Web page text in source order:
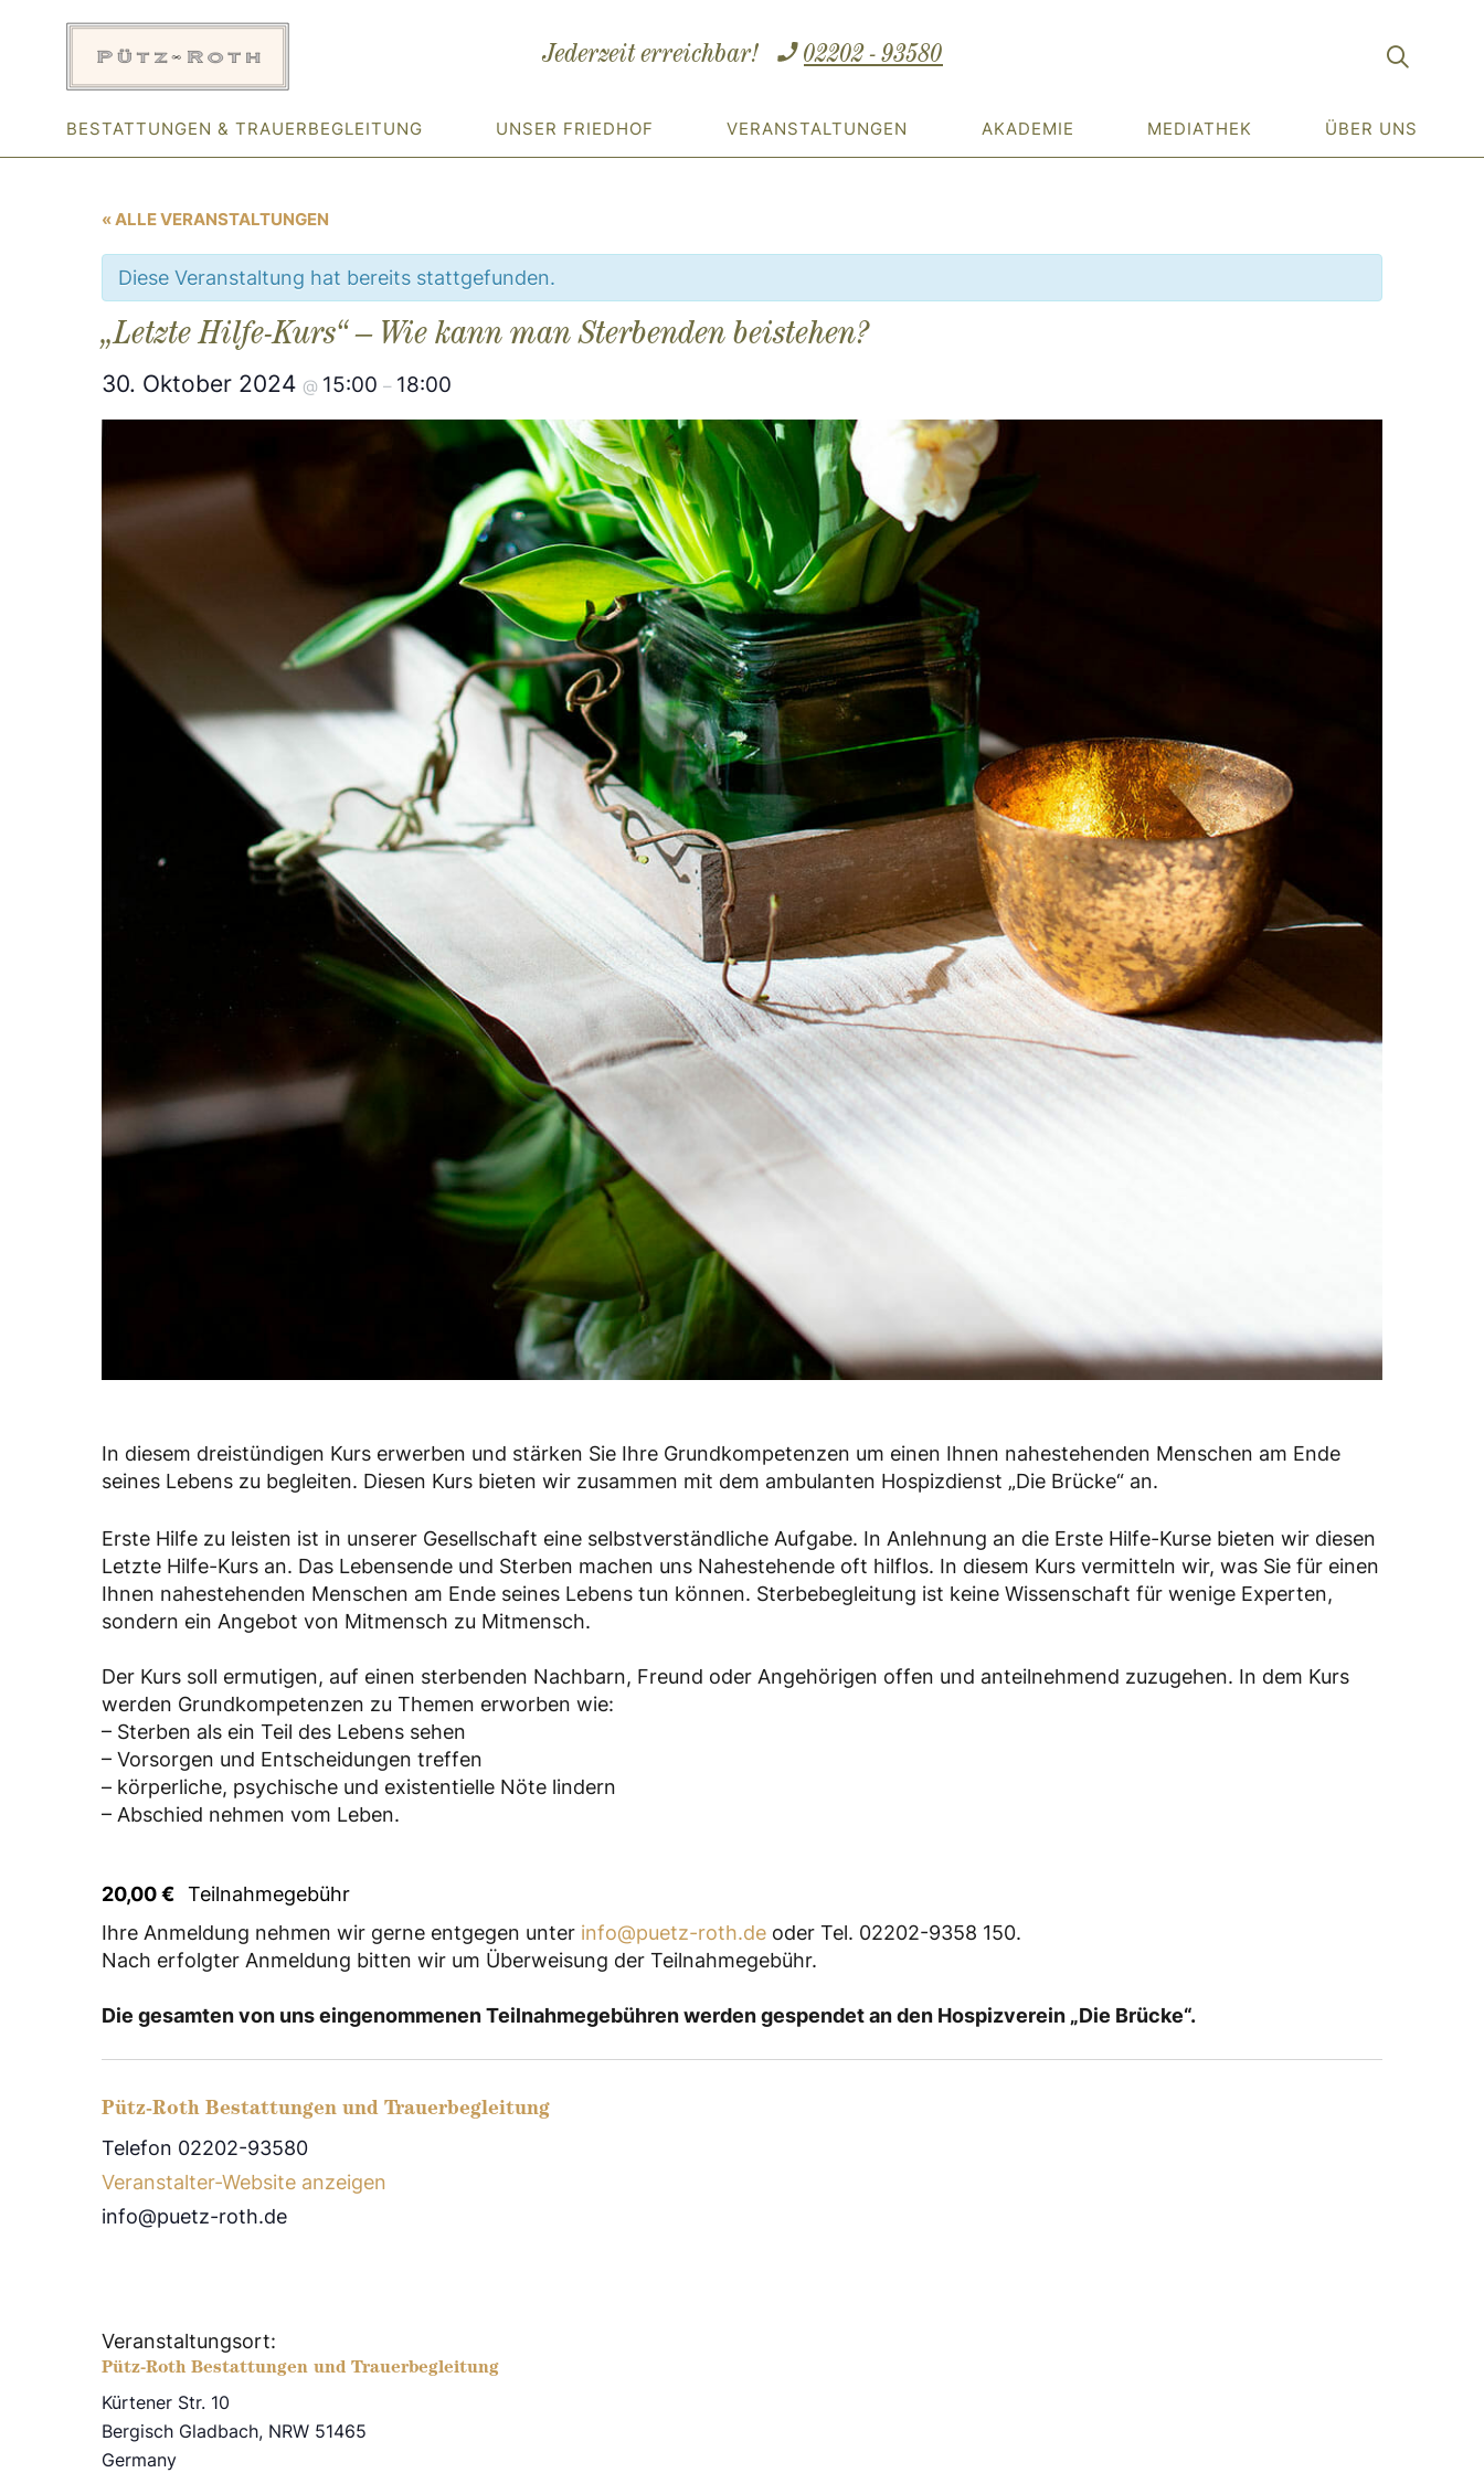
Jederzeit erreichbar! 02202 - 93580
BESTATTUNGEN & TRAUERBEGLEITUNG UNSER FRIEDHOF VERANSTALTUNGEN AKADEMIE MEDIATHEK ÜBER UNS
« ALLE VERANSTALTUNGEN
Diese Veranstaltung hat bereits stattgefunden.
„Letzte Hilfe-Kurs“ – Wie kann man Sterbenden beistehen?
30. Oktober 2024 @ 15:00 – 18:00
In diesem dreistündigen Kurs erwerben und stärken Sie Ihre Grundkompetenzen um einen Ihnen nahestehenden Menschen am Ende
seines Lebens zu begleiten. Diesen Kurs bieten wir zusammen mit dem ambulanten Hospizdienst „Die Brücke“ an.
Erste Hilfe zu leisten ist in unserer Gesellschaft eine selbstverständliche Aufgabe. In Anlehnung an die Erste Hilfe-Kurse bieten wir diesen
Letzte Hilfe-Kurs an. Das Lebensende und Sterben machen uns Nahestehende oft hilflos. In diesem Kurs vermitteln wir, was Sie für einen
Ihnen nahestehenden Menschen am Ende seines Lebens tun können. Sterbebegleitung ist keine Wissenschaft für wenige Experten,
sondern ein Angebot von Mitmensch zu Mitmensch.
Der Kurs soll ermutigen, auf einen sterbenden Nachbarn, Freund oder Angehörigen offen und anteilnehmend zuzugehen. In dem Kurs
werden Grundkompetenzen zu Themen erworben wie:
– Sterben als ein Teil des Lebens sehen
– Vorsorgen und Entscheidungen treffen
– körperliche, psychische und existentielle Nöte lindern
– Abschied nehmen vom Leben.
20,00 € Teilnahmegebühr
Ihre Anmeldung nehmen wir gerne entgegen unter info@puetz-roth.de oder Tel. 02202-9358 150.
Nach erfolgter Anmeldung bitten wir um Überweisung der Teilnahmegebühr.
Die gesamten von uns eingenommenen Teilnahmegebühren werden gespendet an den Hospizverein „Die Brücke“.
Pütz-Roth Bestattungen und Trauerbegleitung
Telefon 02202-93580
Veranstalter-Website anzeigen
info@puetz-roth.de
Veranstaltungsort:
Pütz-Roth Bestattungen und Trauerbegleitung
Kürtener Str. 10
Bergisch Gladbach, NRW 51465
Germany